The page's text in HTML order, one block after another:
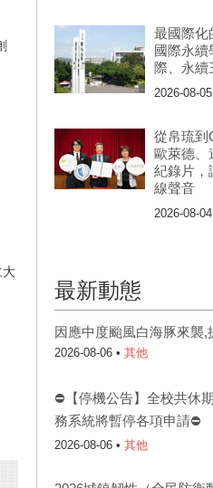
大
最國際化
國際永續
際、永續
2026-08-05
從帛琉到
歐萊德、
紀錄片，
線聲音
2026-08-04
最新動態
因應中度颱風白海豚來襲,
2026-08-06 • 其他
⛔【停機公告】全校共休
務系統將暫停各項申請⛔
2026-08-06 • 其他